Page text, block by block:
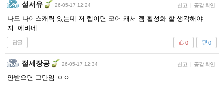
설서유 26-05-17 12:24 신고 | 공감 확인
나도 나이스캐릭 있는데 저 렙이면 코어 캐서 젬 활성화 할 생각해야
지. 에바네
답글 0
0
절세장공 26-05-17 12:34 신고 | 공감 확인
안받으면 그만임 ㅇㅇ